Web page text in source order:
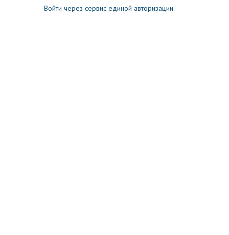
Войти через сервис единой авторизации